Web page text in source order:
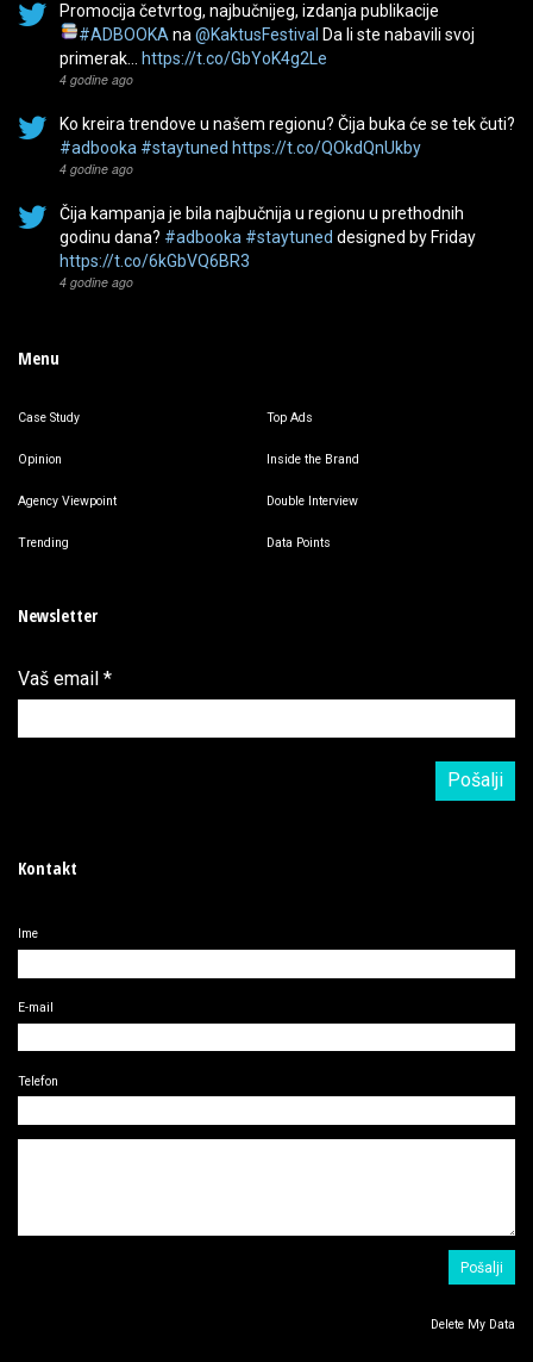
Promocija četvrtog, najbučnijeg, izdanja publikacije
#ADBOOKA na @KaktusFestival Da li ste nabavili svoj
primerak…
https://t.co/GbYoK4g2Le
4 godine ago
Ko kreira trendove u našem regionu? Čija buka će se tek čuti?
#adbooka #staytuned https://t.co/QOkdQnUkby
4 godine ago
Čija kampanja je bila najbučnija u regionu u prethodnih
godinu dana? #adbooka #staytuned designed by Friday
https://t.co/6kGbVQ6BR3
4 godine ago
Menu
Case Study Top Ads
Opinion Inside the Brand
Agency Viewpoint Double Interview
Trending Data Points
Newsletter
Vaš email *
Kontakt
Ime
E-mail
Telefon
Delete My Data